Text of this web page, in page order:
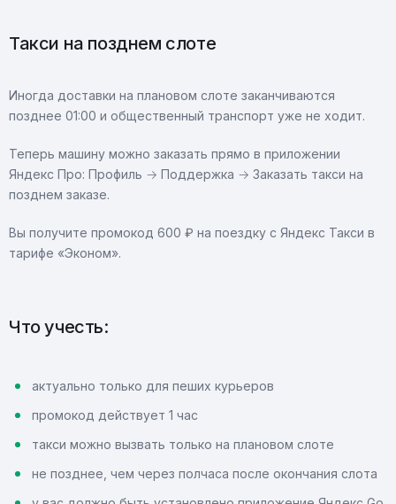
Такси на позднем слоте
Иногда доставки на плановом слоте заканчиваются
позднее 01:00 и общественный транспорт уже не ходит.
Теперь машину можно заказать прямо в приложении
Яндекс Про: Профиль → Поддержка → Заказать такси на
позднем заказе.
Вы получите промокод 600 ₽ на поездку с Яндекс Такси в
тарифе «Эконом».
Что учесть:
актуально только для пеших курьеров
промокод действует 1 час
такси можно вызвать только на плановом слоте
не позднее, чем через полчаса после окончания слота